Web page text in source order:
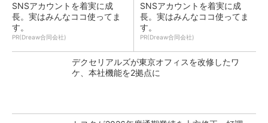
SNSアカウントを着実に成
長。実はみんなココ使ってま
す。
PR(Dreaw合同会社)
SNSアカウントを着実に成
長。実はみんなココ使ってま
す。
PR(Dreaw合同会社)
デクセリアルズが東京オフィスを改修したワ
ケ、本社機能を2拠点に